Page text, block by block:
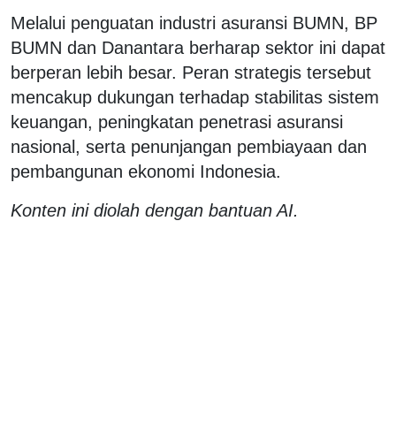
Melalui penguatan industri asuransi BUMN, BP
BUMN dan Danantara berharap sektor ini dapat
berperan lebih besar. Peran strategis tersebut
mencakup dukungan terhadap stabilitas sistem
keuangan, peningkatan penetrasi asuransi
nasional, serta penunjangan pembiayaan dan
pembangunan ekonomi Indonesia.
Konten ini diolah dengan bantuan AI.